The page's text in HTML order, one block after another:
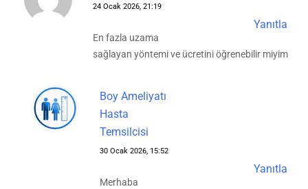
24 Ocak 2026, 21:19
Yanıtla
En fazla uzama
sağlayan yöntemi ve ücretini öğrenebilir miyim
Boy Ameliyatı
Hasta
Temsilcisi
30 Ocak 2026, 15:52
Yanıtla
Merhaba